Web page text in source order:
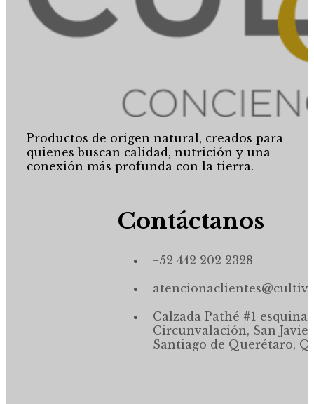
Productos de origen natural, creados para
quienes buscan calidad, nutrición y una
conexión más profunda con la tierra.
Contáctanos
+52 442 202 2328
Calzada Pathé #1 esquina,
Circunvalación, San
Santiago de Querétaro,